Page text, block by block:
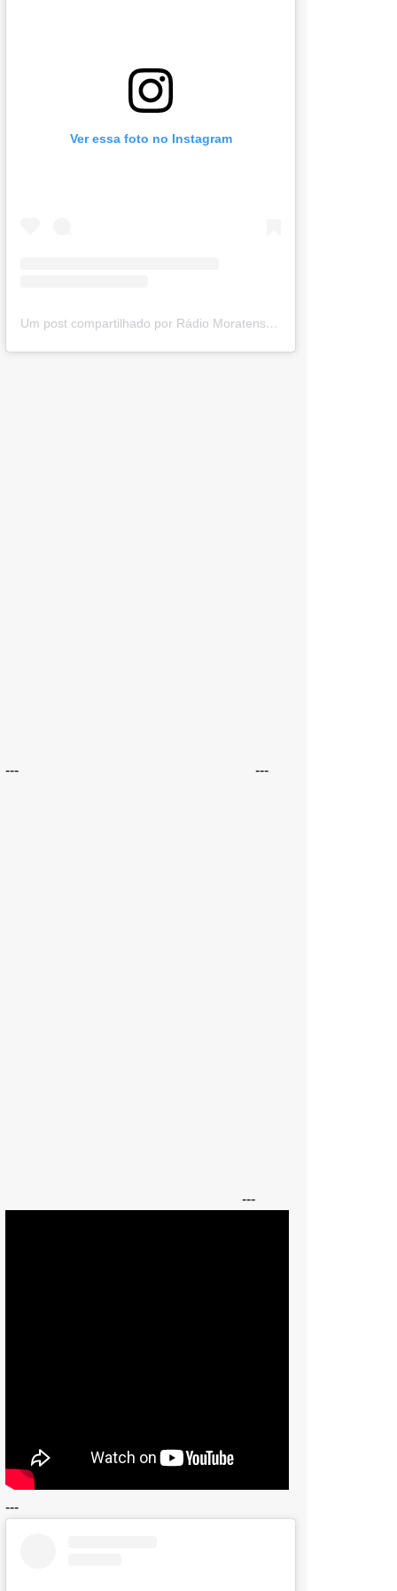
Ver essa foto no Instagram
Um post compartilhado por Rádio Moratense (@radio_moratense)
--- ---
---
---